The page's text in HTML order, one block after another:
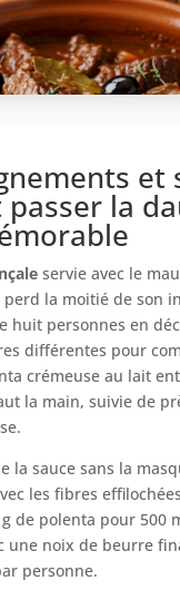
et
la
servie avec le
la moitié de son
huit personnes en
différentes pour
crémeuse au lait
la main, suivie de
la sauce sans la
les fibres
g de polenta pour 500
une noix de beurre
personne.